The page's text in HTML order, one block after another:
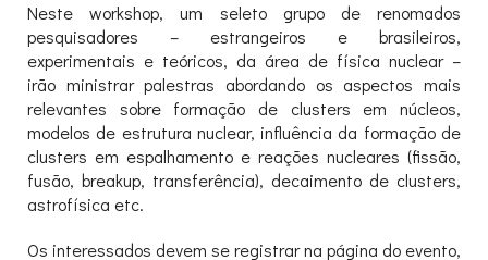
Neste workshop, um seleto grupo de renomados
pesquisadores – estrangeiros e brasileiros,
experimentais e teóricos, da área de física nuclear –
irão ministrar palestras abordando os aspectos mais
relevantes sobre formação de clusters em núcleos,
modelos de estrutura nuclear, influência da formação de
clusters em espalhamento e reações nucleares (fissão,
fusão, breakup, transferência), decaimento de clusters,
astrofísica etc.
Os interessados devem se registrar na página do evento,